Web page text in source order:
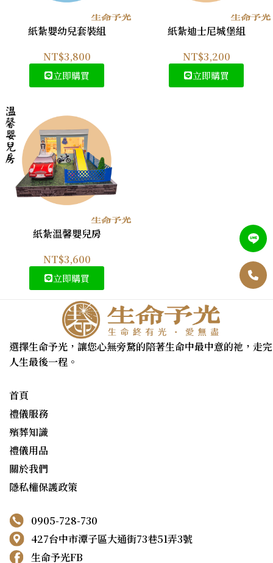
紙紮嬰幼兒套裝組
NT$3,800
立即購買
紙紮迪士尼城堡組
NT$3,200
立即購買
紙紮溫馨嬰兒房
NT$3,600
立即購買
選擇生命予光，讓您心無旁騖的陪著生命中最中意的祂，走完
人生最後一程。
首頁
禮儀服務
殯葬知識
禮儀用品
關於我們
隱私權保護政策
0905-728-730
427台中市潭子區大通街73巷51弄3號
生命予光FB